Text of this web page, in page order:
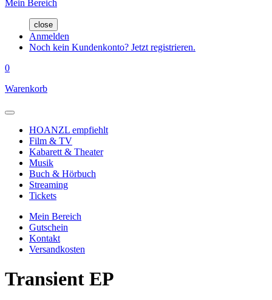
Mein Bereich
close
Anmelden
Noch kein Kundenkonto? Jetzt registrieren.
0
Warenkorb
HOANZL empfiehlt
Film & TV
Kabarett & Theater
Musik
Buch & Hörbuch
Streaming
Tickets
Mein Bereich
Gutschein
Kontakt
Versandkosten
Transient EP